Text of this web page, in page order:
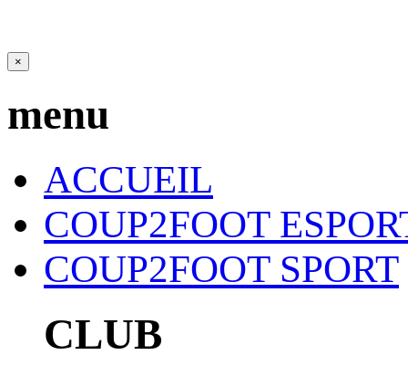
×
menu
ACCUEIL
COUP2FOOT
COUP2FOOT SPORT
CLUB